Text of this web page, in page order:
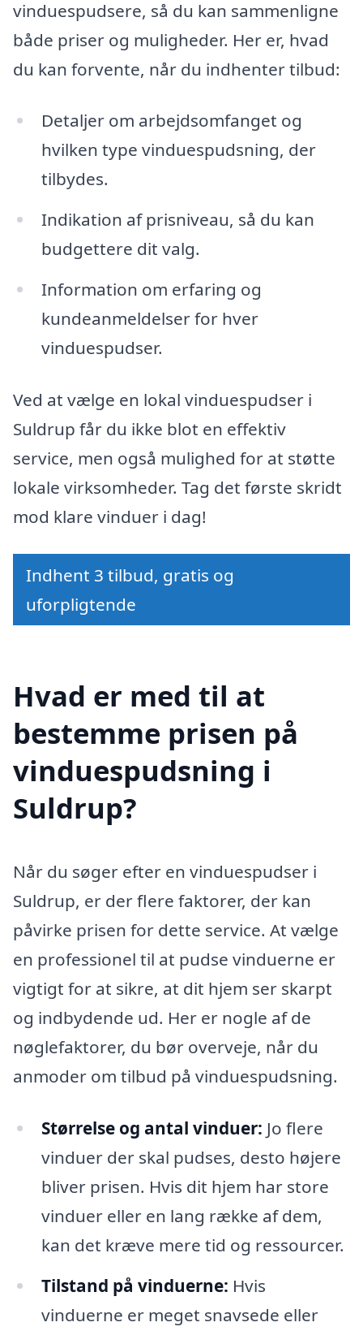
vinduespudsere, så du kan sammenligne
både priser og muligheder. Her er, hvad
du kan forvente, når du indhenter tilbud:
Detaljer om arbejdsomfanget og
hvilken type vinduespudsning, der
tilbydes.
Indikation af prisniveau, så du kan
budgettere dit valg.
Information om erfaring og
kundeanmeldelser for hver
vinduespudser.
Ved at vælge en lokal vinduespudser i
Suldrup får du ikke blot en effektiv
service, men også mulighed for at støtte
lokale virksomheder. Tag det første skridt
mod klare vinduer i dag!
Indhent 3 tilbud, gratis og
uforpligtende
Hvad er med til at
bestemme prisen på
vinduespudsning i
Suldrup?
Når du søger efter en vinduespudser i
Suldrup, er der flere faktorer, der kan
påvirke prisen for dette service. At vælge
en professionel til at pudse vinduerne er
vigtigt for at sikre, at dit hjem ser skarpt
og indbydende ud. Her er nogle af de
nøglefaktorer, du bør overveje, når du
anmoder om tilbud på vinduespudsning.
Størrelse og antal vinduer: Jo flere
vinduer der skal pudses, desto højere
bliver prisen. Hvis dit hjem har store
vinduer eller en lang række af dem,
kan det kræve mere tid og ressourcer.
Tilstand på vinduerne: Hvis
vinduerne er meget snavsede eller